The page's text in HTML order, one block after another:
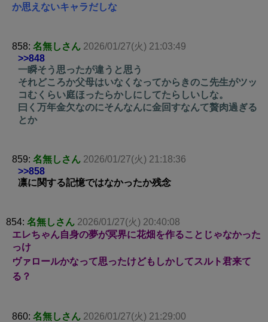
か思えないキャラだしな
858: 名無しさん 2026/01/27(火) 21:03:49
>>848
一瞬そう思ったが違うと思う
それどころか父母はいなくなってからきのこ先生がツッ
コむくらい庭ほったらかしにしてたらしいしな。
曰く万年金欠なのにそんなんに金回すなんて贅肉過ぎる
とか
859: 名無しさん 2026/01/27(火) 21:18:36
>>858
凛に関する記憶ではなかったか残念
854: 名無しさん 2026/01/27(火) 20:40:08
エレちゃん自身の夢が冥界に花畑を作ることじゃなかった
っけ
ヴァロールかなって思ったけどもしかしてスルト君来て
る？
860: 名無しさん 2026/01/27(火) 21:29:00